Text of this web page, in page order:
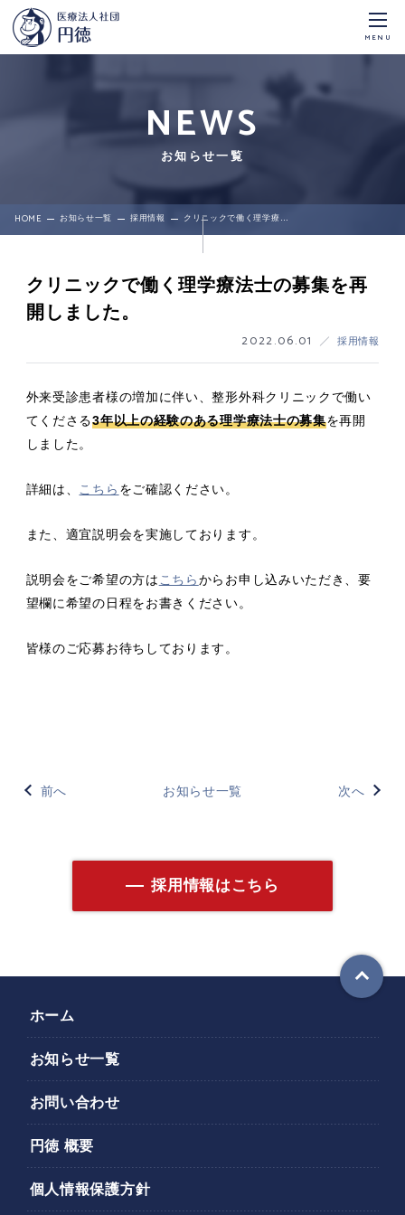
MENU
NEWS
お知らせ一覧
HOME お知らせ一覧 採用情報 クリニックで働く理学療法士の募集を再開しました。
クリニックで働く理学療法士の募集を再
開しました。
2022.06.01 採用情報
外来受診患者様の増加に伴い、整形外科クリニックで働い
てくださる3年以上の経験のある理学療法士の募集を再開
しました。
詳細は、 こちら をご確認ください。
また、適宜説明会を実施しております。
説明会をご希望の方は こちらからお申し込みいただき、要
望欄に希望の日程をお書きください。
皆様のご応募お待ちしております。
前へ お知らせ一覧 次へ
採用情報はこちら
ホーム
お知らせ一覧
お問い合わせ
円徳 概要
個人情報保護方針